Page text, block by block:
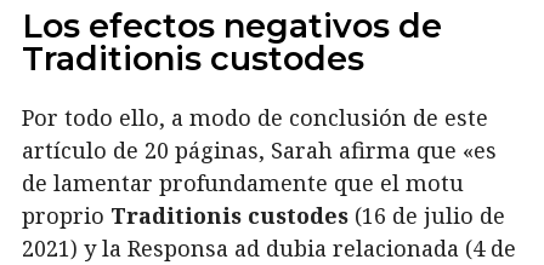
Los efectos negativos de
Traditionis custodes
Por todo ello, a modo de conclusión de este
artículo de 20 páginas, Sarah afirma que «es
de lamentar profundamente que el motu
proprio Traditionis custodes (16 de julio de
2021) y la Responsa ad dubia relacionada (4 de